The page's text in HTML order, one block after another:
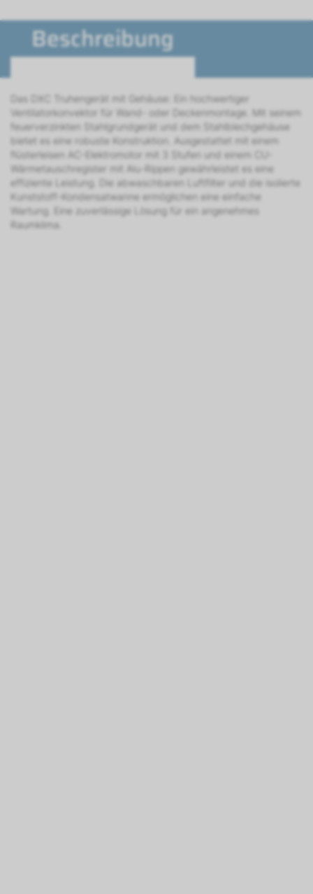
Beschreibung
Das DXC Truhengerät mit Gehäuse: Ein hochwertiger
Ventilatorkonvektor für Wand- oder Deckenmontage. Mit seinem
feuerverzinkten Stahlgrundgerät und dem Stahlblechgehäuse
bietet es eine robuste Konstruktion. Ausgestattet mit einem
flüsterleisen AC-Elektromotor mit 3 Stufen und einem CU-
Wärmetauschregister mit Alu-Rippen gewährleistet es eine
effiziente Leistung. Die abwaschbaren Luftfilter und die isolierte
Kunststoff-Kondensatwanne ermöglichen eine einfache
Wartung. Eine zuverlässige Lösung für ein angenehmes
Raumklima.